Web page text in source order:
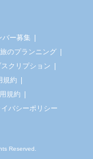
バー募集
のプランニング
クリプション
規約
規約
イバシーポリシー
Reserved.